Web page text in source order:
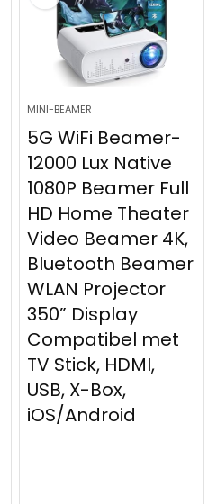
MINI-BEAMER
5G WiFi Beamer-
12000 Lux Native
1080P Beamer Full
HD Home Theater
Video Beamer 4K,
Bluetooth Beamer
WLAN Projector
350” Display
Compatibel met
TV Stick, HDMI,
USB, X-Box,
iOS/Android